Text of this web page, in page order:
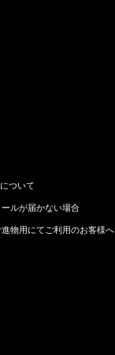
ついて
ルが届かない場合
進物用にてご利用のお客様へ